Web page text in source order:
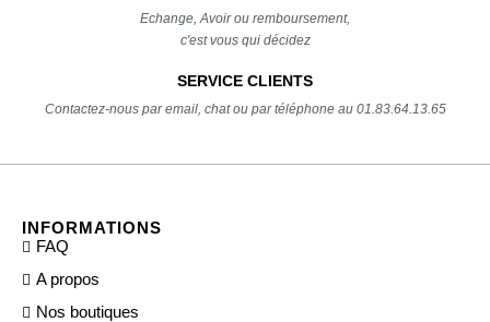
Echange, Avoir ou remboursement,
c'est vous qui décidez
SERVICE CLIENTS
Contactez-nous par email, chat ou par téléphone au 01.83.64.13.65
INFORMATIONS
FAQ
A propos
Nos boutiques